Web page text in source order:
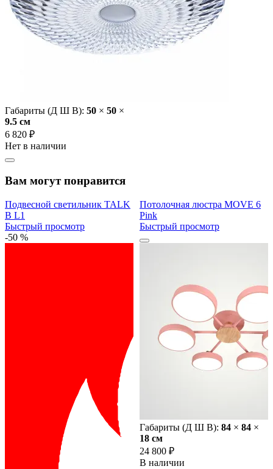
Габариты (Д Ш В): 50 × 50 ×
9.5 cм
6 820 ₽
Нет в наличии
Вам могут понравится
Подвесной светильник TALK
B L1
Быстрый просмотр
-50 %
Потолочная люстра MOVE 6
Pink
Быстрый просмотр
Габариты (Д Ш В): 84 × 84 ×
18 cм
24 800 ₽
В наличии